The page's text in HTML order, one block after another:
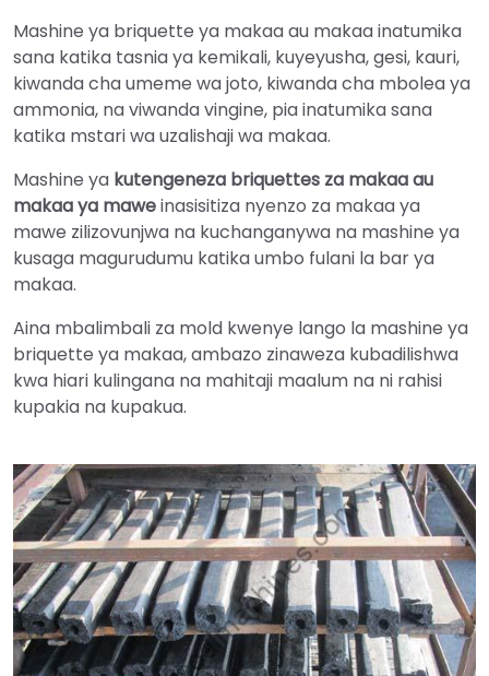
Mashine ya briquette ya makaa au makaa inatumika
sana katika tasnia ya kemikali, kuyeyusha, gesi, kauri,
kiwanda cha umeme wa joto, kiwanda cha mbolea ya
ammonia, na viwanda vingine, pia inatumika sana
katika mstari wa uzalishaji wa makaa.
Mashine ya kutengeneza briquettes za makaa au
makaa ya maweinasisitiza nyenzo za makaa ya
mawe zilizovunjwa na kuchanganywa na mashine ya
kusaga magurudumu katika umbo fulani la bar ya
makaa.
Aina mbalimbali za mold kwenye lango la mashine ya
briquette ya makaa, ambazo zinaweza kubadilishwa
kwa hiari kulingana na mahitaji maalum na ni rahisi
kupakia na kupakua.